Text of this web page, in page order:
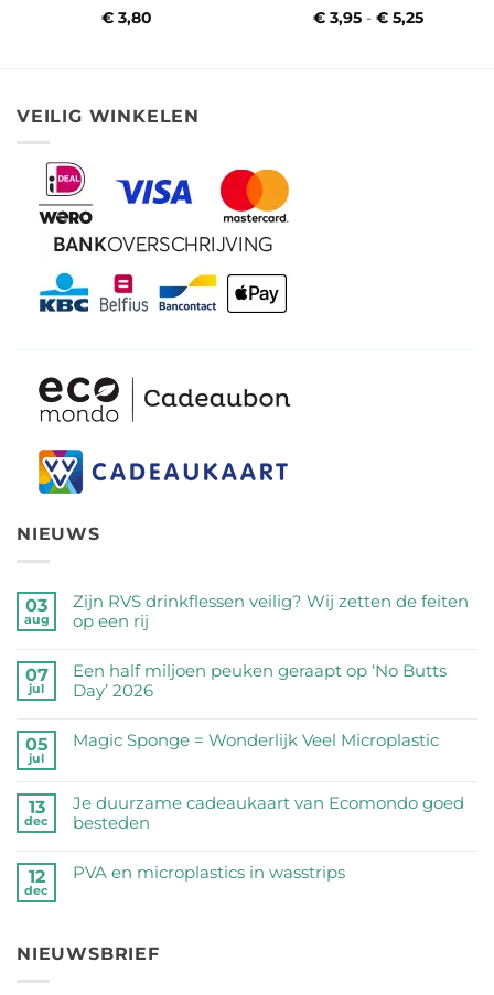
€3,80 €3,95 - €5,25
VEILIG WINKELEN
NIEUWS
03
aug
Zijn RVS drinkflessen veilig? Wij zetten de feiten
op een rij
reacties
op
Zijn
drinkflessen
zetten
de
op
een
07
jul
Een half miljoen peuken geraapt op ‘No Butts
Day’ 2026
reacties
half
miljoen
peuken
op
2026
05
jul
Magic Sponge = Wonderlijk Veel Microplastic
op
Magic
=
Wonderlijk
13
dec
Je duurzame cadeaukaart van Ecomondo goed
besteden
reacties
cadeaukaart
van
12
dec
PVA en microplastics in wasstrips
PVA
NIEUWSBRIEF